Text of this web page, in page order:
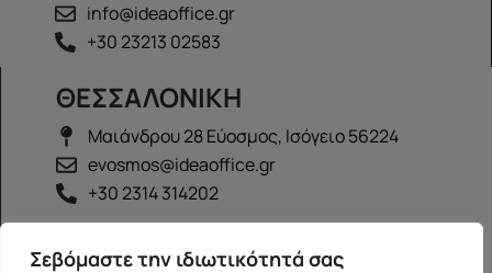
Σεβόμαστε την ιδιωτικότητά σας
info@ideaoffice.gr
+30 23213 02583
ΘΕΣΣΑΛΟΝΙΚΗ
Μαιάνδρου 28 Εύοσμος, Ισόγειο 56224
evosmos@ideaoffice.gr
+30 2314 314202
ΙΩΑΝΝΙΝΑ